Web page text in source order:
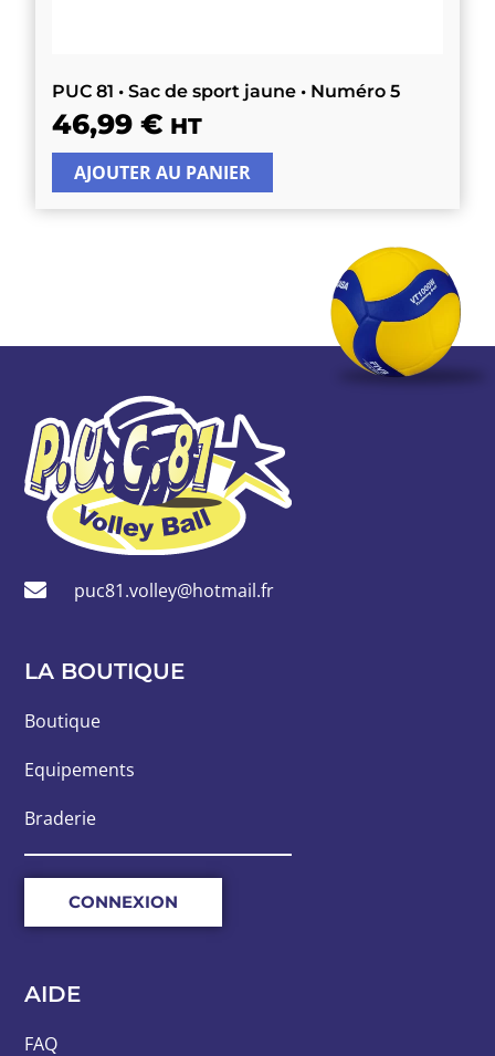
PUC 81 • Sac de sport jaune • Numéro 5
46,99€ HT
AJOUTER AU PANIER
puc81.volley@hotmail.fr
LA BOUTIQUE
Boutique
Equipements
Braderie
CONNEXION
AIDE
FAQ